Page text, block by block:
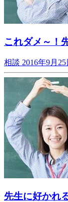
これダメ～！
相談 2016年9月25
先生に好かれ